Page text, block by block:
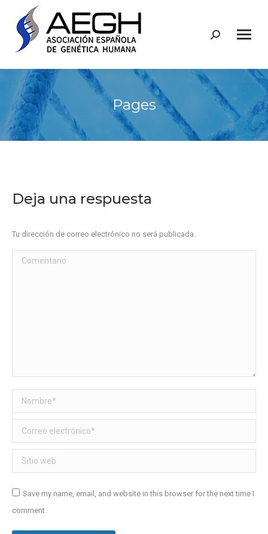
Buscar:
Pages
Deja una respuesta
Tu dirección de correo electrónico no será publicada.
Comentario
Nombre *
Correo electrónico *
Sitio web
Save my name, email, and website in this browser for the next time I
comment.